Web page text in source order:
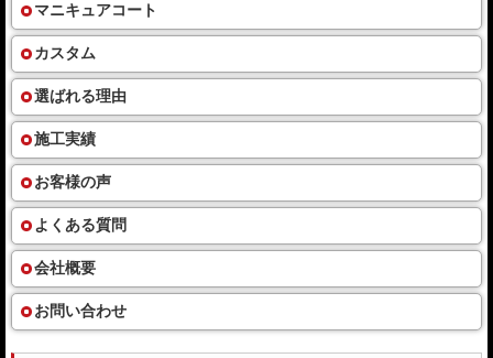
マニキュアコート
カスタム
選ばれる理由
施工実績
お客様の声
よくある質問
会社概要
お問い合わせ